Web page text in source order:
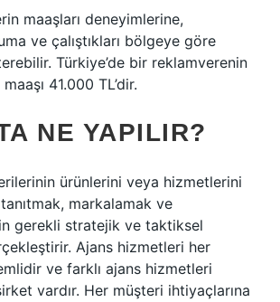
maaşları deneyimlerine,
ve çalıştıkları bölgeye göre
Türkiye’de bir reklamverenin
41.000 TL’dir.
NE YAPILIR?
ürünlerini veya hizmetlerini
markalamak ve
gerekli stratejik ve taktiksel
Ajans hizmetleri her
ve farklı ajans hizmetleri
vardır. Her müşteri ihtiyaçlarına